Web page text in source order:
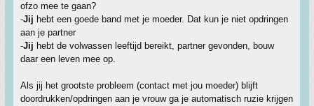
ofzo mee te gaan?
-Jij hebt een goede band met je moeder. Dat kun je niet opdringen
aan je partner
-Jij hebt de volwassen leeftijd bereikt, partner gevonden, bouw
daar een leven mee op.
Als jij het grootste probleem (contact met jou moeder) blijft
doordrukken/opdringen aan je vrouw ga je automatisch ruzie krijgen